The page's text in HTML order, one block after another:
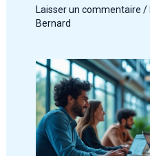
Laisser un commentaire /
Bernard